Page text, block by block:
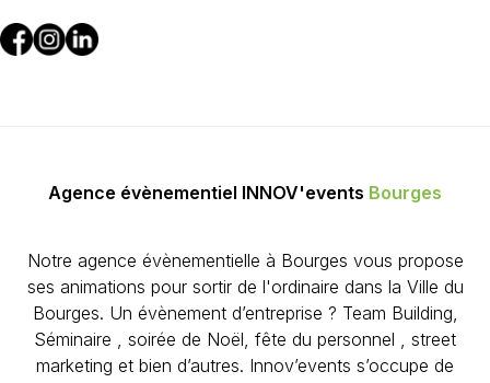
Agence évènementiel INNOV'events Bourges
Notre agence évènementielle à Bourges vous propose
ses animations pour sortir de l'ordinaire dans la Ville du
Bourges. Un évènement d’entreprise ? Team Building,
Séminaire , soirée de Noël, fête du personnel , street
marketing et bien d’autres. Innov’events s’occupe de